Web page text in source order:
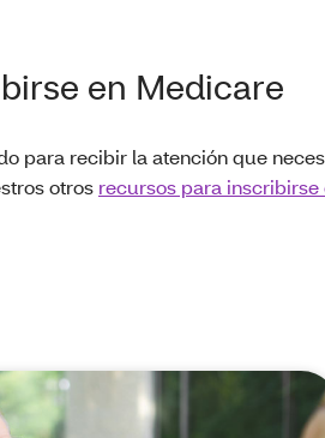
en Medicare
para recibir la atención que
otros recursos para